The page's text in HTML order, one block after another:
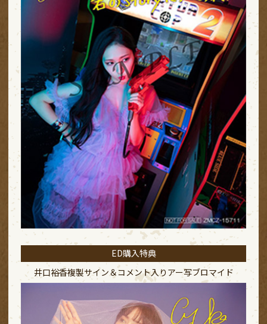
ED購入特典
井口裕香複製サイン＆コメント入り アー写ブロマイド